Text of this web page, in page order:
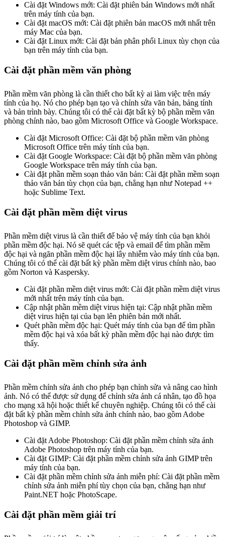
Cài đặt Windows mới: Cài đặt phiên bản Windows mới nhất
trên máy tính của bạn.
Cài đặt macOS mới: Cài đặt phiên bản macOS mới nhất trên
máy Mac của bạn.
Cài đặt Linux mới: Cài đặt bản phân phối Linux tùy chọn của
bạn trên máy tính của bạn.
Cài đặt phần mềm văn phòng
Phần mềm văn phòng là cần thiết cho bất kỳ ai làm việc trên máy
tính của họ. Nó cho phép bạn tạo và chỉnh sửa văn bản, bảng tính
và bản trình bày. Chúng tôi có thể cài đặt bất kỳ bộ phần mềm văn
phòng chính nào, bao gồm Microsoft Office và Google Workspace.
Cài đặt Microsoft Office: Cài đặt bộ phần mềm văn phòng
Microsoft Office trên máy tính của bạn.
Cài đặt Google Workspace: Cài đặt bộ phần mềm văn phòng
Google Workspace trên máy tính của bạn.
Cài đặt phần mềm soạn thảo văn bản: Cài đặt phần mềm soạn
thảo văn bản tùy chọn của bạn, chẳng hạn như Notepad ++
hoặc Sublime Text.
Cài đặt phần mềm diệt virus
Phần mềm diệt virus là cần thiết để bảo vệ máy tính của bạn khỏi
phần mềm độc hại. Nó sẽ quét các tệp và email để tìm phần mềm
độc hại và ngăn phần mềm độc hại lây nhiễm vào máy tính của bạn.
Chúng tôi có thể cài đặt bất kỳ phần mềm diệt virus chính nào, bao
gồm Norton và Kaspersky.
Cài đặt phần mềm diệt virus mới: Cài đặt phần mềm diệt virus
mới nhất trên máy tính của bạn.
Cập nhật phần mềm diệt virus hiện tại: Cập nhật phần mềm
diệt virus hiện tại của bạn lên phiên bản mới nhất.
Quét phần mềm độc hại: Quét máy tính của bạn để tìm phần
mềm độc hại và xóa bất kỳ phần mềm độc hại nào được tìm
thấy.
Cài đặt phần mềm chỉnh sửa ảnh
Phần mềm chỉnh sửa ảnh cho phép bạn chỉnh sửa và nâng cao hình
ảnh. Nó có thể được sử dụng để chỉnh sửa ảnh cá nhân, tạo đồ họa
cho mạng xã hội hoặc thiết kế chuyên nghiệp. Chúng tôi có thể cài
đặt bất kỳ phần mềm chỉnh sửa ảnh chính nào, bao gồm Adobe
Photoshop và GIMP.
Cài đặt Adobe Photoshop: Cài đặt phần mềm chỉnh sửa ảnh
Adobe Photoshop trên máy tính của bạn.
Cài đặt GIMP: Cài đặt phần mềm chỉnh sửa ảnh GIMP trên
máy tính của bạn.
Cài đặt phần mềm chỉnh sửa ảnh miễn phí: Cài đặt phần mềm
chỉnh sửa ảnh miễn phí tùy chọn của bạn, chẳng hạn như
Paint.NET hoặc PhotoScape.
Cài đặt phần mềm giải trí